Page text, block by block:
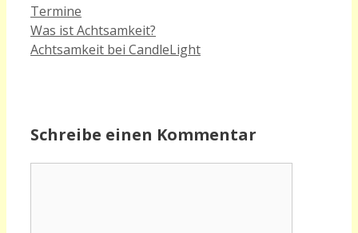
Kategorien
Termine
Was ist Achtsamkeit?
Achtsamkeit bei CandleLight
Schreibe einen Kommentar